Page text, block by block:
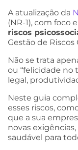
A atualização da
(NR-1), com foco
riscos
Gestão de Riscos
Não se trata
ou “felicidade no
legal,
Neste guia
esses riscos,
que a sua
novas
saudável para